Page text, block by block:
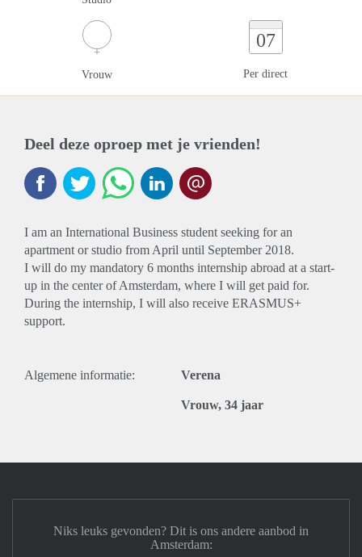
Vrouw
07
Per direct
Deel deze oproep met je vrienden!
I am an International Business student seeking for an
apartment or studio from April until September 2018.
I will do my mandatory 6 months internship abroad at a start-
up in the center of Amsterdam, where I will get paid for.
During the internship, I will also receive ERASMUS+
support.
Algemene informatie: Verena
Vrouw, 34 jaar
Niks leuks gevonden? Dit is ons andere aanbod in
Amsterdam: